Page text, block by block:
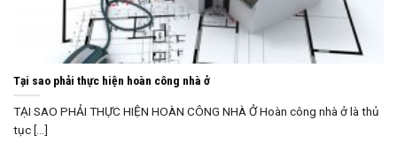
Tại sao phải thực hiện hoàn công nhà ở
TẠI SAO PHẢI THỰC HIỆN HOÀN CÔNG NHÀ Ở Hoàn công nhà ở là thủ
tục [...]